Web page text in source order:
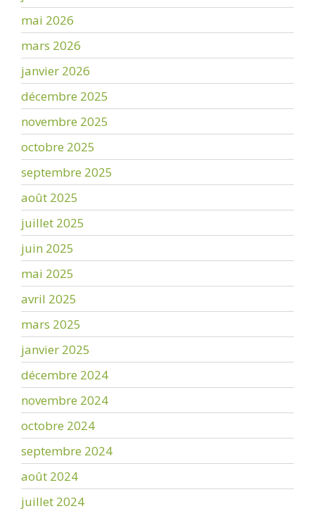
mai 2026
mars 2026
janvier 2026
décembre 2025
novembre 2025
octobre 2025
septembre 2025
août 2025
juillet 2025
juin 2025
mai 2025
avril 2025
mars 2025
janvier 2025
décembre 2024
novembre 2024
octobre 2024
septembre 2024
août 2024
juillet 2024